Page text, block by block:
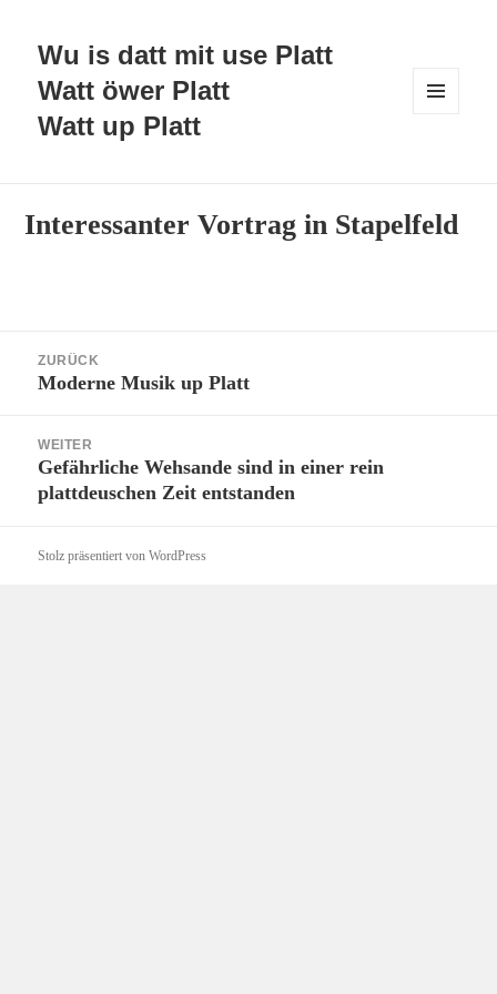
Wu is datt mit use Platt
Watt öwer Platt
Watt up Platt
Interessanter Vortrag in Stapelfeld
ZURÜCK
Vorheriger
Moderne Musik up Platt
WEITER
Nächster
Beitrag:
Gefährliche Wehsande sind in einer rein
plattdeuschen Zeit entstanden
Stolz präsentiert von WordPress